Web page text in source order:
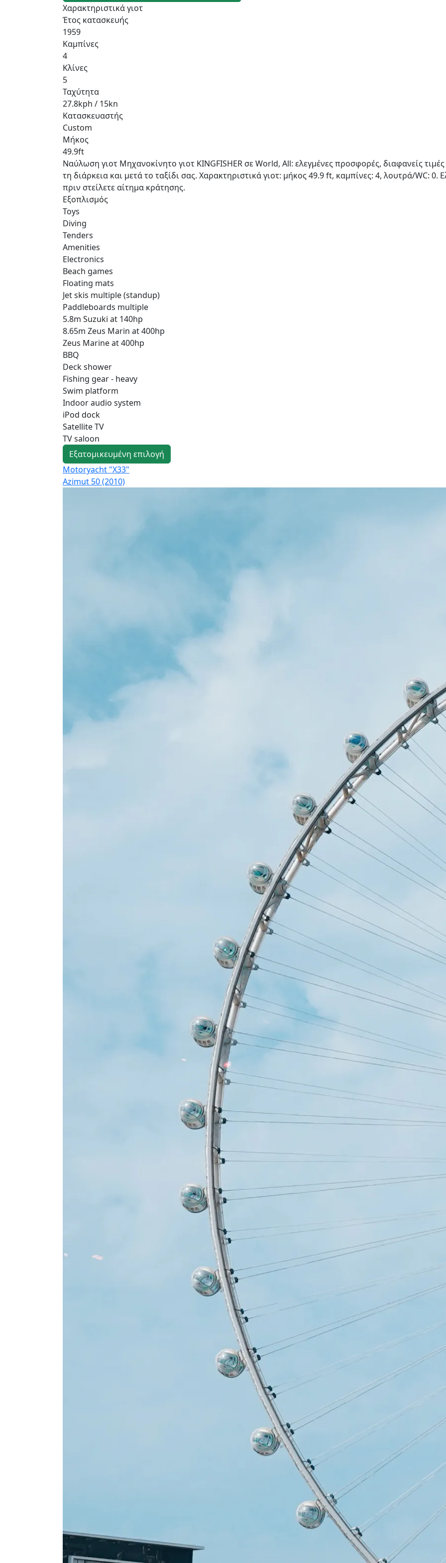
Χαρακτηριστικά γιοτ
Έτος κατασκευής
1959
Καμπίνες
4
Κλίνες
5
Ταχύτητα
27.8kph / 15kn
Κατασκευαστής
Custom
Μήκος
49.9ft
Ναύλωση γιοτ Μηχανοκίνητο γιοτ KINGFISHER σε World, All: ελεγμένες προσφορές, διαφανείς
τη διάρκεια και μετά το ταξίδι σας. Χαρακτηριστικά γιοτ: μήκος 49.9 ft, καμπίνες: 4, λουτρά/WC: 0.
πριν στείλετε αίτημα κράτησης.
Εξοπλισμός
Toys
Diving
Tenders
Amenities
Electronics
Beach games
Floating mats
Jet skis multiple (standup)
Paddleboards multiple
5.8m Suzuki at 140hp
8.65m Zeus Marin at 400hp
Zeus Marine at 400hp
BBQ
Deck shower
Fishing gear - heavy
Swim platform
Indoor audio system
iPod dock
Satellite TV
TV saloon
Εξατομικευμένη επιλογή
Motoryacht "X33"
Azimut 50 (2010)